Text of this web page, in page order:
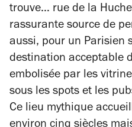
trouve… rue de la
rassurante source de
aussi, pour un Parisien
destination acceptable
embolisée par les
sous les spots et les
Ce lieu mythique